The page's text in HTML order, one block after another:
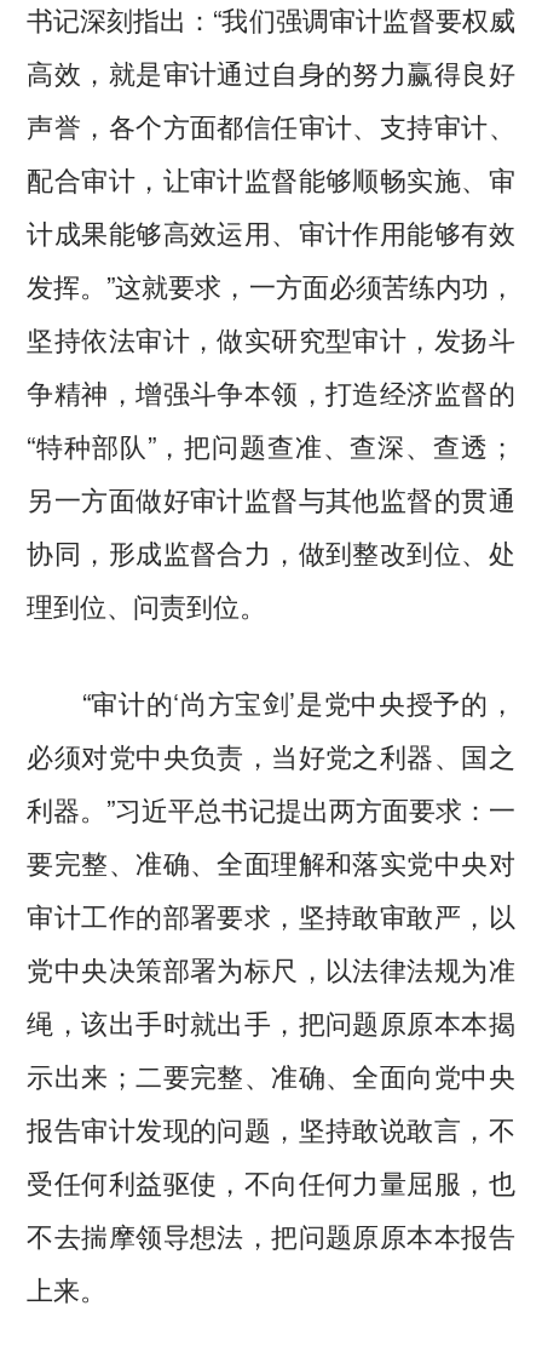
书记深刻指出：“我们强调审计监督要权威
高效，就是审计通过自身的努力赢得良好
声誉，各个方面都信任审计、支持审计、
配合审计，让审计监督能够顺畅实施、审
计成果能够高效运用、审计作用能够有效
发挥。”这就要求，一方面必须苦练内功，
坚持依法审计，做实研究型审计，发扬斗
争精神，增强斗争本领，打造经济监督的
“特种部队”，把问题查准、查深、查透；
另一方面做好审计监督与其他监督的贯通
协同，形成监督合力，做到整改到位、处
理到位、问责到位。
“审计的‘尚方宝剑’是党中央授予的，
必须对党中央负责，当好党之利器、国之
利器。”习近平总书记提出两方面要求：一
要完整、准确、全面理解和落实党中央对
审计工作的部署要求，坚持敢审敢严，以
党中央决策部署为标尺，以法律法规为准
绳，该出手时就出手，把问题原原本本揭
示出来；二要完整、准确、全面向党中央
报告审计发现的问题，坚持敢说敢言，不
受任何利益驱使，不向任何力量屈服，也
不去揣摩领导想法，把问题原原本本报告
上来。